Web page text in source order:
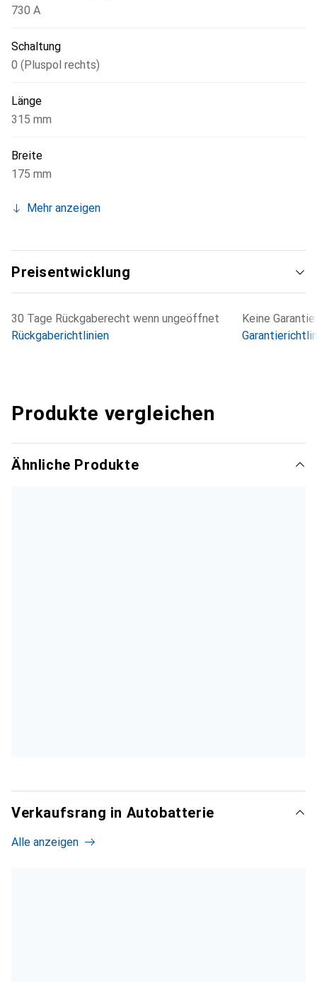
730 A
Schaltung
0 (Pluspol rechts)
Länge
315 mm
Breite
175 mm
Mehr anzeigen
Preisentwicklung
30 Tage Rückgaberecht wenn ungeöffnet
Rückgaberichtlinien
Keine Garantie
Produkte vergleichen
Ähnliche Produkte
Verkaufsrang in Autobatterie
Alle anzeigen